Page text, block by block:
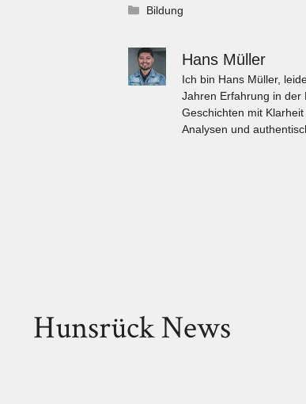
Kategorien
Bildung
Hans Müller
Ich bin Hans Müller,
Jahren Erfahrung in der
Geschichten mit
Analysen und
Hunsrück News